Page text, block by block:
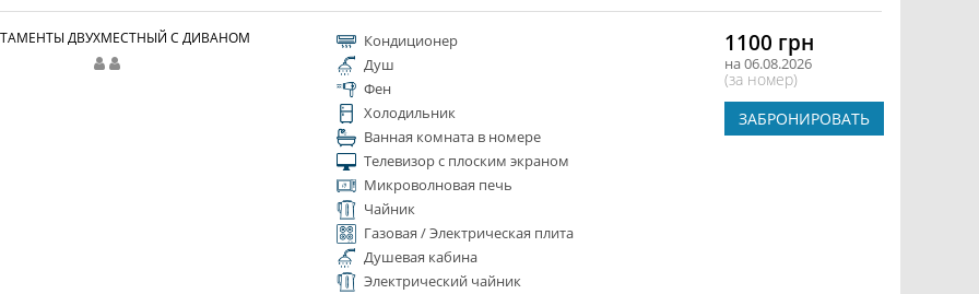
ДВУХМЕСТНЫЙ С ДИВАНОМ
Кондиционер
Душ
Фен
Холодильник
Ванная комната в номере
Телевизор с плоским экраном
Микроволновая печь
Чайник
Газовая / Электрическая плита
Душевая кабина
Электрический чайник
1100 грн
на 06.08.2026
(за номер)
ЗАБРОНИРОВАТЬ